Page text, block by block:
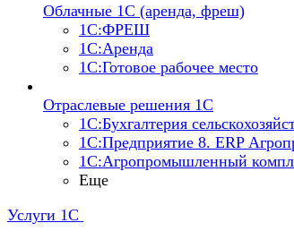
Облачные 1С (аренда, фреш)
1С:ФРЕШ
1С:Аренда
1С:Готовое рабочее место
Отраслевые решения 1С
1С:Бухгалтерия
1С:Предприятие 8. ERP
1С:Агропромышленный
Еще
Услуги 1С